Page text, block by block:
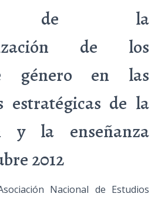
de la
de los
género en las
estratégicas de la
y la enseñanza
2012
Nacional de Estudios